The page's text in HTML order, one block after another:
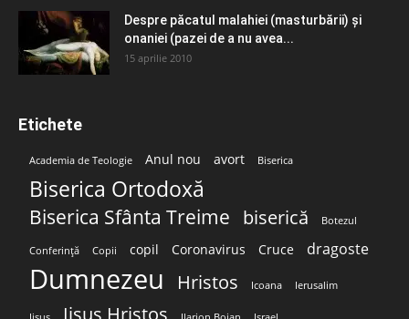
Despre păcatul malahiei (masturbării) şi
onaniei (pazei de a nu avea...
15 aprilie 2010
Etichete
Academia de Teologie Anul nou avort Biserica
Biserica Ortodoxă
Biserica Sfânta Treime biserică Botezul
Conferință Copii copil Coronavirus Cruce dragoste
Dumnezeu Hristos Icoana Ierusalim
Iisus Hristos